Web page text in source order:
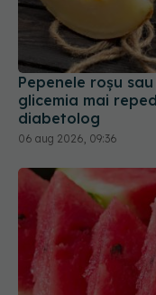
Pepenele roșu
glicemia mai
diabetolog
06 aug 2026, 09:36